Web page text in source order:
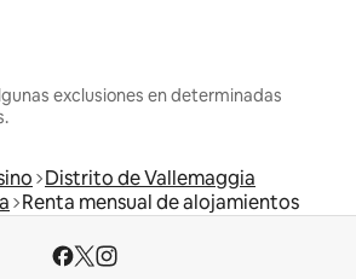
exclusiones en determinadas
Distrito de Vallemaggia
Renta mensual de alojamientos